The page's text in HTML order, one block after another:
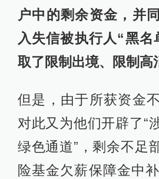
户中的剩余资金，并
入失信被执行人“黑名
取了限制出境、限制高
但是，由于所获资金
对此又为他们开辟了“
绿色通道”，剩余不足
险基金欠薪保障金中